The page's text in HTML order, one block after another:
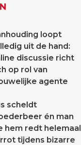
loopt
uit de hand:
discussie richt
op rol van
agente
scheldt
én man
hem redt helemaal
tijdens bizarre